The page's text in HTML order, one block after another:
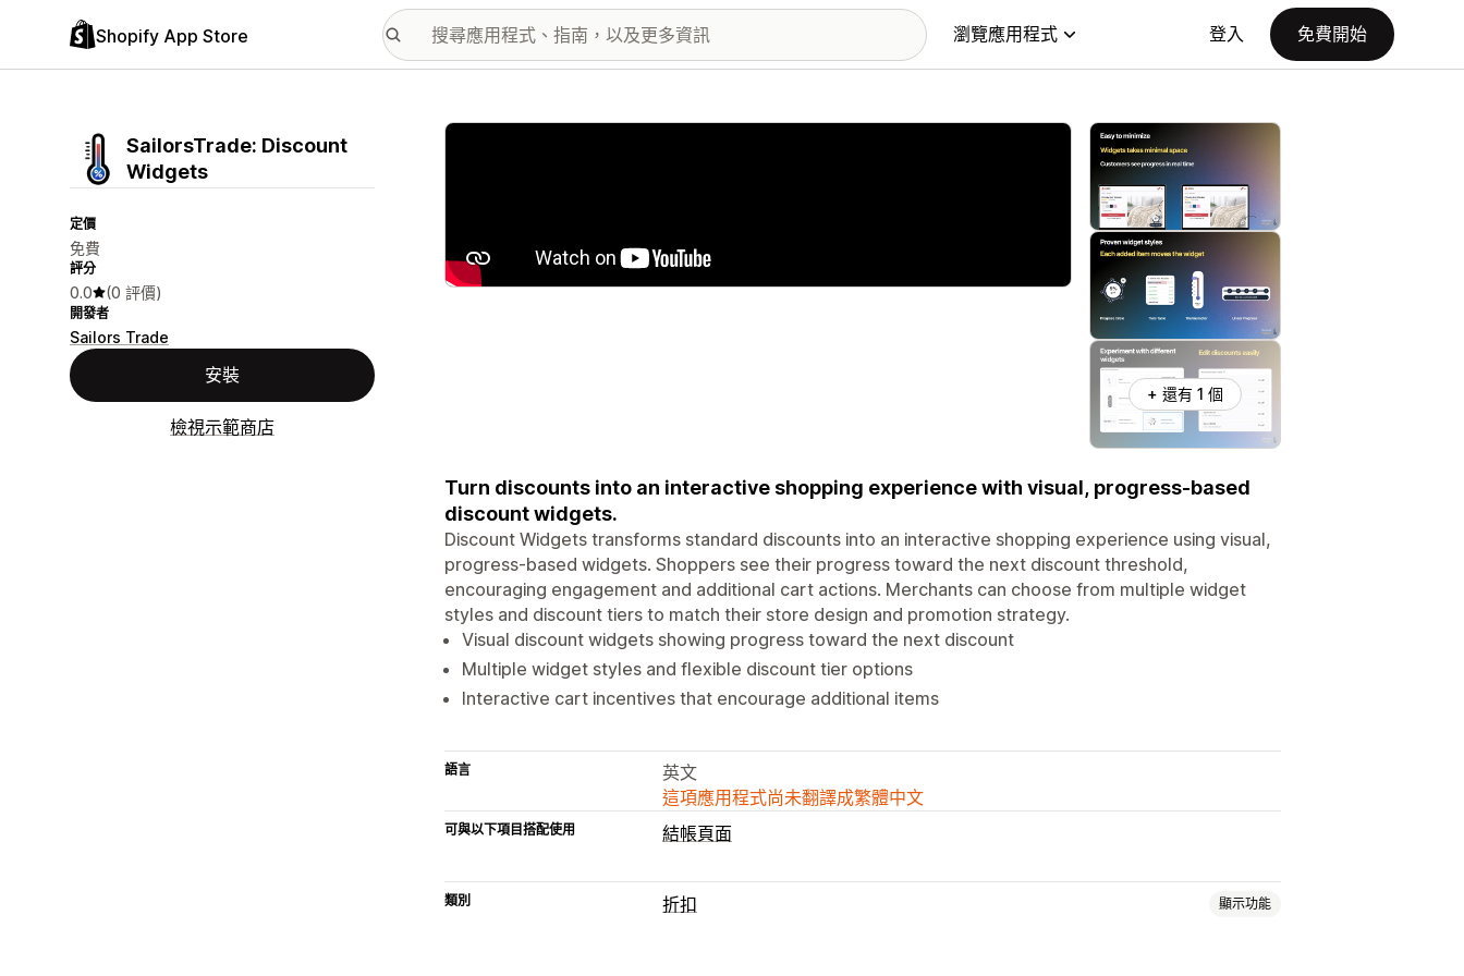
Shopify App Store 瀏覽應用程式 登入 免費開始
SailorsTrade: Discount
Widgets
定價
免費
評分
0.0 (0 評價)
開發者
Sailors Trade
安裝
檢視示範商店
主要圖片圖庫
+ 還有 1 個
Turn discounts into an interactive shopping experience with visual, progress-based
discount widgets.
Discount Widgets transforms standard discounts into an interactive shopping experience using visual,
progress-based widgets. Shoppers see their progress toward the next discount threshold,
encouraging engagement and additional cart actions. Merchants can choose from multiple widget
styles and discount tiers to match their store design and promotion strategy.
Visual discount widgets showing progress toward the next discount
Multiple widget styles and flexible discount tier options
Interactive cart incentives that encourage additional items
語言
英文
這項應用程式尚未翻譯成繁體中文
可與以下項目搭配使用 結帳頁面
類別 折扣 顯示功能